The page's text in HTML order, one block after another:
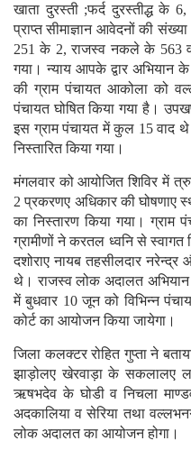
खाता दुरस्ती ;फर्द दुरस्तीद्ध के
प्राप्त सीमाज्ञान आवेदनों की
251 के 2, राजस्व नकले के 563 व
गया। न्याय आपके द्वार
की ग्राम पंचायत आकोला को
पंचायत घोषित किया गया है।
इस ग्राम पंचायत में कुल 15 वाद थे
निस्तारित किया गया।
मंगलवार को आयोजित शिविर में
2 प्रकरणए अधिकार की घोषणाए
का निस्तारण किया गया। ग्राम
ग्रामीणों ने करतल ध्वनि से
दशोराए नायब तहसीलदार
थे। राजस्व लोक अदालत
में बुधवार 10 जून को विभिन्न
कोर्ट का आयोजन किया जायेगा।
जिला कलक्टर रोहित गुप्ता ने
झाड़ोलए खेरवाड़ा के सकलालए
ऋषभदेव के घोडी व निचला
अदकालिया व सेरिया तथा
लोक अदालत का आयोजन होगा।